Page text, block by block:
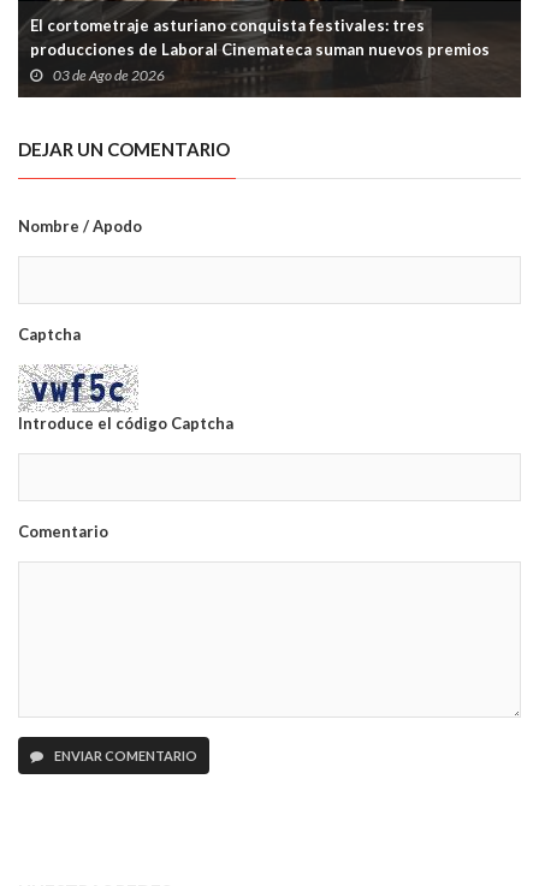
El cortometraje asturiano conquista festivales: tres
producciones de Laboral Cinemateca suman nuevos premios
03 de Ago de 2026
DEJAR UN COMENTARIO
Nombre / Apodo
Captcha
Introduce el código Captcha
Comentario
ENVIAR COMENTARIO